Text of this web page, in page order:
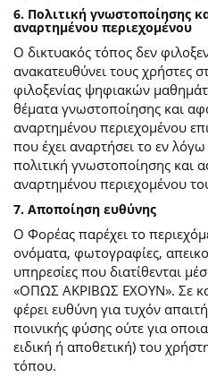
6. Πολιτική γνωστοποίησης
αναρτημένου περιεχομένου
Ο δικτυακός τόπος δεν
ανακατευθύνει τους χρήστες
φιλοξενίας ψηφιακών
θέματα γνωστοποίησης και
αναρτημένου περιεχομένου
που έχει αναρτήσει το εν
πολιτική γνωστοποίησης και
αναρτημένου περιεχομένου
7. Αποποίηση ευθύνης
Ο Φορέας παρέχει το
ονόματα, φωτογραφίες,
υπηρεσίες που διατίθενται
«ΟΠΩΣ ΑΚΡΙΒΩΣ ΕΧΟΥΝ». Σε
φέρει ευθύνη για τυχόν
ποινικής φύσης ούτε για
ειδική ή αποθετική) του
τόπου.